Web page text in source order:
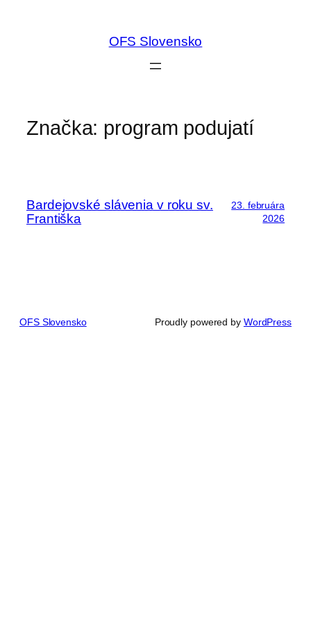
OFS Slovensko
Značka: program podujatí
Bardejovské slávenia v roku sv.
Františka
23. februára
2026
OFS Slovensko Proudly powered by WordPress